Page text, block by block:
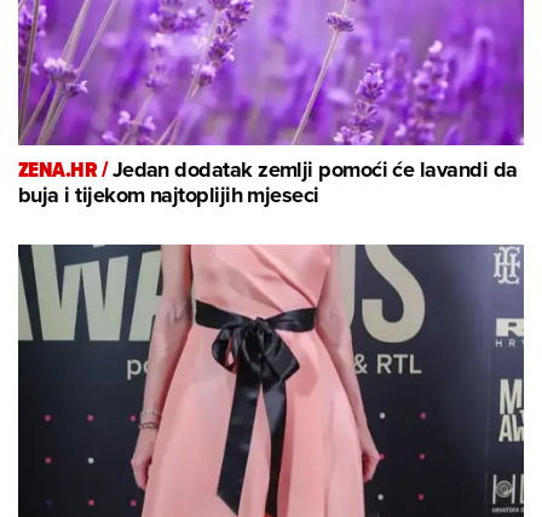
ZENA.HR /Jedan dodatak zemlji pomoći će lavandi da
buja i tijekom najtoplijih mjeseci